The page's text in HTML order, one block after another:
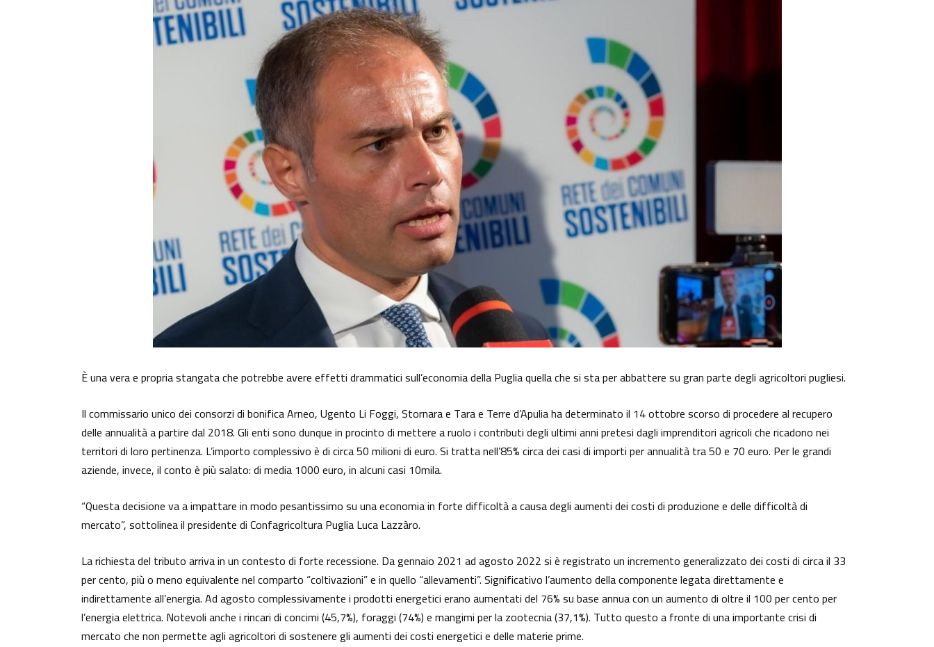
È una vera e propria stangata che potrebbe avere effetti drammatici sull’economia della Puglia quella che si sta per abbattere su gran parte degli agricoltori pugliesi.
Il commissario unico dei consorzi di bonifica Arneo, Ugento Li Foggi, Stornara e Tara e Terre d’Apulia ha determinato il 14 ottobre scorso di procedere al recupero
delle annualità a partire dal 2018. Gli enti sono dunque in procinto di mettere a ruolo i contributi degli ultimi anni pretesi dagli imprenditori agricoli che ricadono nei
territori di loro pertinenza. L’importo complessivo è di circa 50 milioni di euro. Si tratta nell’85% circa dei casi di importi per annualità tra 50 e 70 euro. Per le grandi
aziende, invece, il conto è più salato: di media 1000 euro, in alcuni casi 10mila.
“Questa decisione va a impattare in modo pesantissimo su una economia in forte difficoltà a causa degli aumenti dei costi di produzione e delle difficoltà di
mercato”, sottolinea il presidente di Confagricoltura Puglia Luca Lazzàro.
La richiesta del tributo arriva in un contesto di forte recessione. Da gennaio 2021 ad agosto 2022 si è registrato un incremento generalizzato dei costi di circa il 33
per cento, più o meno equivalente nel comparto “coltivazioni” e in quello “allevamenti”. Significativo l’aumento della componente legata direttamente e
indirettamente all’energia. Ad agosto complessivamente i prodotti energetici erano aumentati del 76% su base annua con un aumento di oltre il 100 per cento per
l’energia elettrica. Notevoli anche i rincari di concimi (45,7%), foraggi (74%) e mangimi per la zootecnia (37,1%). Tutto questo a fronte di una importante crisi di
mercato che non permette agli agricoltori di sostenere gli aumenti dei costi energetici e delle materie prime.